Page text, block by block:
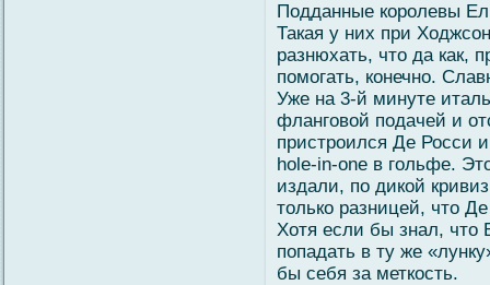
Подданные королевы
Такая у них при
разнюхать, что да как,
помогать, конечно.
Уже на 3-й минуте
фланговой подачей и
пристроился Де Росси
hole-in-one в гольфе.
издали, по дикой
только разницей, что
Хотя если бы знал, что
попадать в ту же
бы себя за меткость.